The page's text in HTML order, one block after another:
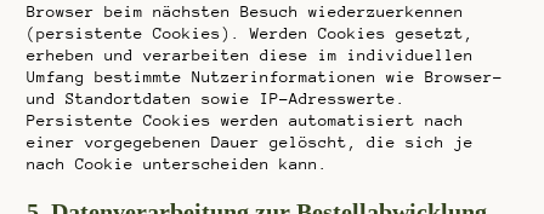
Browser beim nächsten Besuch wiederzuerkennen
(persistente Cookies). Werden Cookies gesetzt,
erheben und verarbeiten diese im individuellen
Umfang bestimmte Nutzerinformationen wie Browser-
und Standortdaten sowie IP-Adresswerte.
Persistente Cookies werden automatisiert nach
einer vorgegebenen Dauer gelöscht, die sich je
nach Cookie unterscheiden kann.